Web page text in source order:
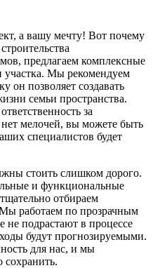
а вашу мечту! Вот почему
предлагаем комплексные
участка. Мы рекомендуем
он позволяет создавать
семьи пространства.
за
мелочей, вы можете быть
специалистов будет
стоить слишком дорого.
и функциональные
отбираем
работаем по прозрачным
подрастают в процессе
будут прогнозируемыми.
для нас, и мы